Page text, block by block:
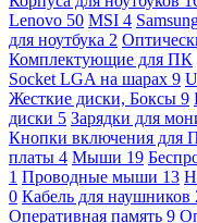
Lenovo 50 MSI 4
для ноутбука 2
Комплектующие для ПК
Socket LGA на шарах 9
Жесткие диски, Боксы 9
диски 5 Зарядки для
Кнопки включения для
платы 4 Мыши 19
1 Проводные мыши 13
0 Кабель для наушников
Оперативная память 9